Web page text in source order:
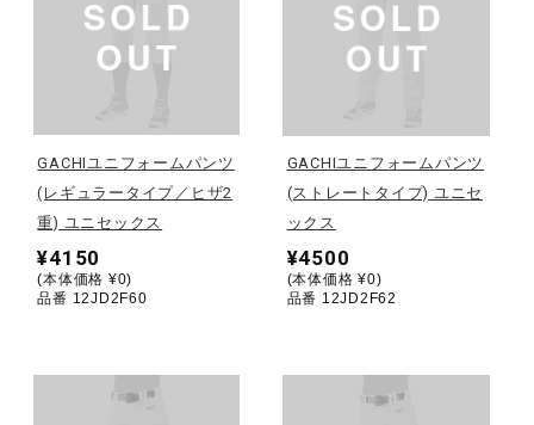
ジュニア／キッズ
コラボ／ライセンス
セール
GACHIユニフォームパンツ
(レギュラータイプ／ヒザ2
重) ユニセックス
¥4150
(本体価格 ¥0)
品番 12JD2F60
GACHIユニフォームパンツ
(ストレートタイプ) ユニセ
ックス
¥4500
(本体価格 ¥0)
品番 12JD2F62